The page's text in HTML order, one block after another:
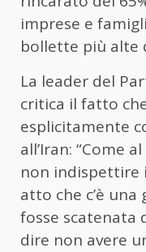
imprese e
bollette più alte
La leader del
critica il fatto
esplicitamente
all’Iran: “Come
non indispettire
atto che c’è
fosse scatenata
dire non avere